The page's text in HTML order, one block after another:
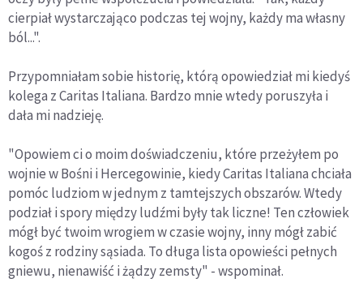
cierpiał wystarczająco podczas tej wojny, każdy ma własny
ból...".
Przypomniałam sobie historię, którą opowiedział mi kiedyś
kolega z Caritas Italiana. Bardzo mnie wtedy poruszyła i
dała mi nadzieję.
"Opowiem ci o moim doświadczeniu, które przeżyłem po
wojnie w Bośni i Hercegowinie, kiedy Caritas Italiana chciała
pomóc ludziom w jednym z tamtejszych obszarów. Wtedy
podział i spory między ludźmi były tak liczne! Ten człowiek
mógł być twoim wrogiem w czasie wojny, inny mógł zabić
kogoś z rodziny sąsiada. To długa lista opowieści pełnych
gniewu, nienawiść i żądzy zemsty" - wspominał.